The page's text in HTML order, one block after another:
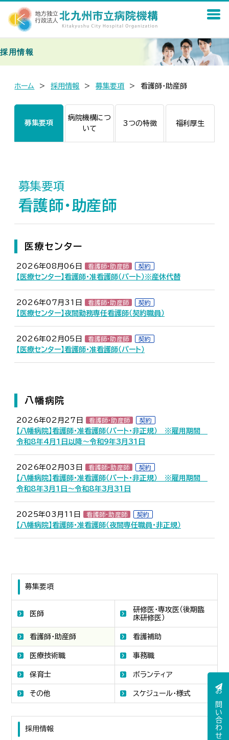
お問い合わせ
採用情報
ホーム 採用情報 募集要項 看護師・助産師
募集要項
医師
研修医・専攻医（後期臨
床研修医）
看護師・助産師 看護補助
医療技術職 事務職
保育士 ボランティア
その他 スケジュール・様式
採用情報
募集要項
病院機構につ
いて
3つの特徴 福利厚生
募集要項
看護師・助産師
医療センター
2026年08月06日 看護師・助産師 契約
【医療センター】看護師・准看護師（パート）※産休代替
2026年07月31日 看護師・助産師 契約
【医療センター】夜間勤務専任看護師（契約職員）
2026年02月05日 看護師・助産師 契約
【医療センター】看護師・准看護師（パート）
八幡病院
2026年02月27日 看護師・助産師 契約
【八幡病院】看護師・准看護師（パート・非正規） ※雇用期間
令和8年4月1日以降～令和9年3月31日
2026年02月03日 看護師・助産師 契約
【八幡病院】看護師・准看護師（パート・非正規） ※雇用期間
令和8年3月1日～令和8年3月31日
2025年03月11日 看護師・助産師 契約
【八幡病院】看護師・准看護師（夜間専任職員・非正規）